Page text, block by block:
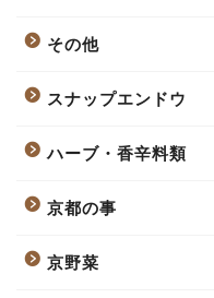
その他
スナップエンドウ
ハーブ・香辛料類
京都の事
京野菜